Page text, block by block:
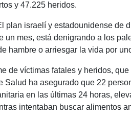
y 47.225 heridos.
plan israelí y estadounidense de
un mes, está denigrando a los
hambre o arriesgar la vida por
de víctimas fatales y heridos,
Salud ha asegurado que 22
en las últimas 24 horas,
intentaban buscar alimentos